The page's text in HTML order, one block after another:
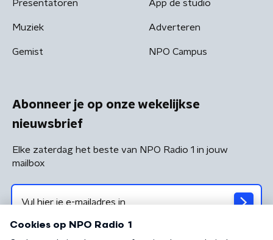
Presentatoren
Muziek
Gemist
App de studio
Adverteren
NPO Campus
Abonneer je op onze wekelijkse
nieuwsbrief
Elke zaterdag het beste van NPO Radio 1 in jouw
mailbox